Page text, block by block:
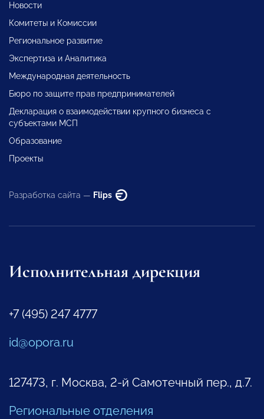
Новости
Комитеты и Комиссии
Региональное развитие
Экспертиза и Аналитика
Международная деятельность
Бюро по защите прав предпринимателей
Декларация о взаимодействии крупного бизнеса с
субъектами МСП
Образование
Проекты
Разработка сайта — Flips
Исполнительная дирекция
+7 (495) 247 4777
id@opora.ru
127473, г. Москва, 2-й Самотечный пер., д.7.
Региональные отделения